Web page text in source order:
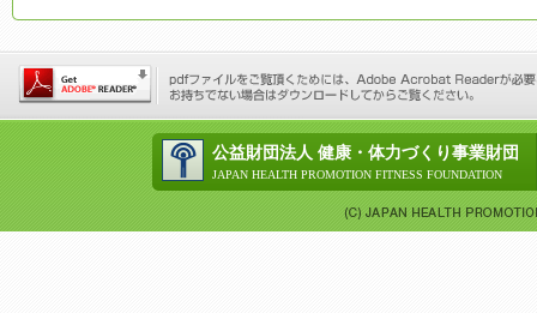
公益財団法人 健康・体力づくり事業財団
JAPAN HEALTH PROMOTION FITNESS FOUNDATION